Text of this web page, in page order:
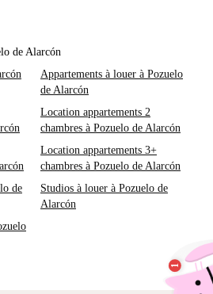
de Alarcón
Appartements à louer à Pozuelo
de Alarcón
Location appartements 2
chambres à Pozuelo de Alarcón
Location appartements 3+
chambres à Pozuelo de Alarcón
de
Studios à louer à Pozuelo de
Alarcón